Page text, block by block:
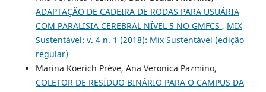
ADAPTAÇÃO DE CADEIRA DE RODAS PARA USUÁRIA
COM PARALISIA CEREBRAL NÍVEL 5 NO GMFCS , MIX
Sustentável: v. 4 n. 1 (2018): Mix Sustentável (edição
regular)
Marina Koerich Préve, Ana Veronica Pazmino,
COLETOR DE RESÍDUO BINÁRIO PARA O CAMPUS DA